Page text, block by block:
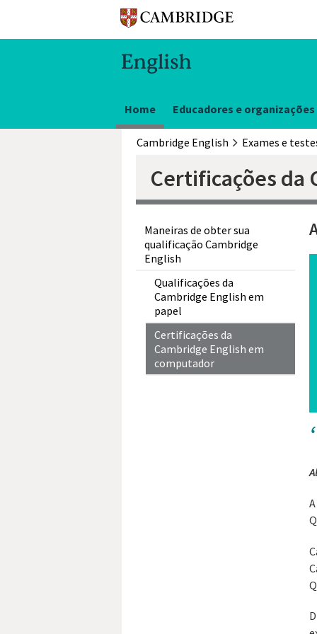
Home Educadores e organizações
Cambridge English Exames e
Certificações da
Maneiras de obter sua
qualificação Cambridge
English
Qualificações da
Cambridge English em
papel
Certificações da
Cambridge English em
computador